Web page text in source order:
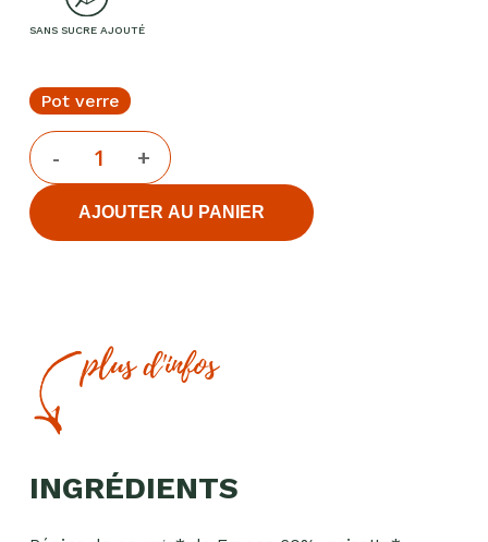
SANS SUCRE AJOUTÉ
Pot verre
AJOUTER AU PANIER
plus d'infos
INGRÉDIENTS